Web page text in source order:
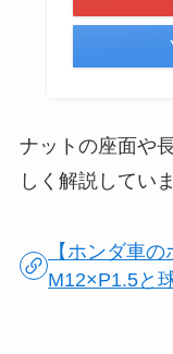
ナットの座面や
しく解説していま
【ホンダ車
M12×P1.5と